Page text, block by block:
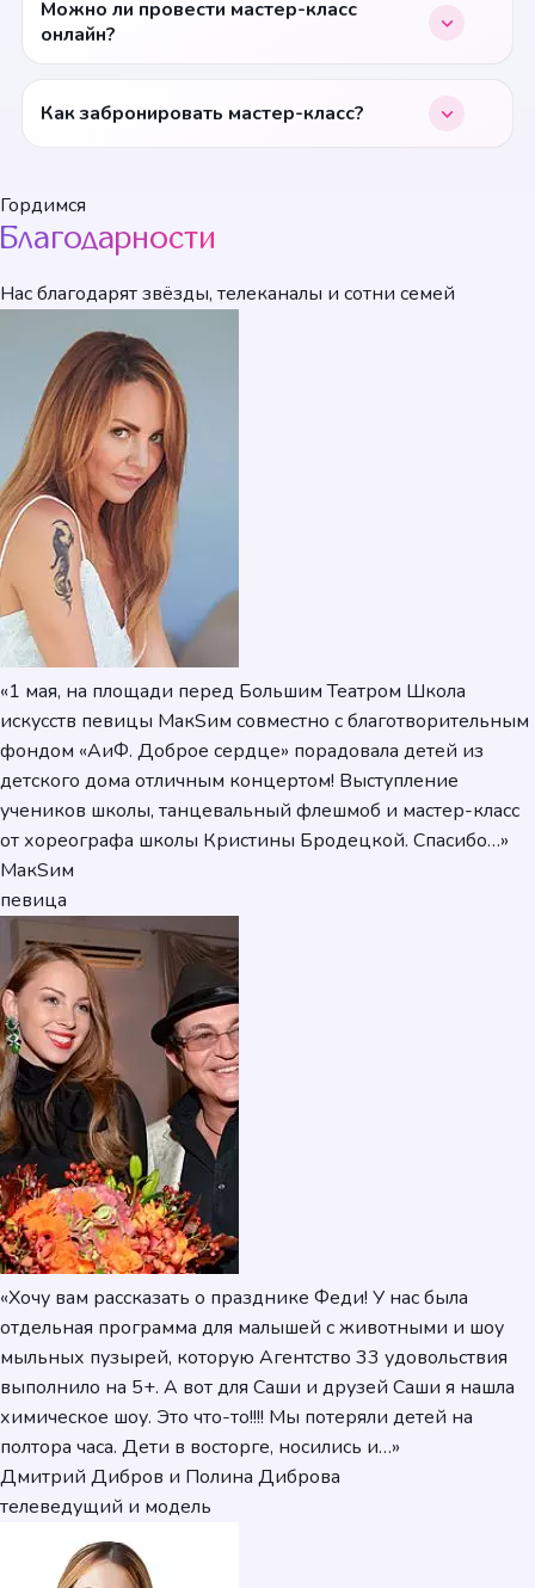
Можно ли провести мастер-класс
онлайн?
Как забронировать мастер-класс?
Гордимся
Благодарности
Нас благодарят звёзды, телеканалы и сотни семей
«1 мая, на площади перед Большим Театром Школа
искусств певицы МакSим совместно с благотворительным
фондом «АиФ. Доброе сердце» порадовала детей из
детского дома отличным концертом! Выступление
учеников школы, танцевальный флешмоб и мастер-класс
от хореографа школы Кристины Бродецкой. Спасибо…»
МакSим
певица
«Хочу вам рассказать о празднике Феди! У нас была
отдельная программа для малышей с животными и шоу
мыльных пузырей, которую Агентство 33 удовольствия
выполнило на 5+. А вот для Саши и друзей Саши я нашла
химическое шоу. Это что-то!!!! Мы потеряли детей на
полтора часа. Дети в восторге, носились и…»
Дмитрий Дибров и Полина Диброва
телеведущий и модель